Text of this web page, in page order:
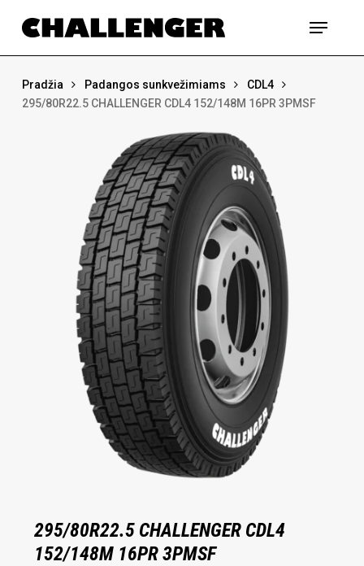
Menu
Pradžia Padangos sunkvežimiams
CDL4
295/80R22.5 CHALLENGER CDL4 152/148M 16PR 3PMSF
295/80R22.5 CHALLENGER CDL4
152/148M 16PR 3PMSF